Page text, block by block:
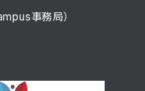
事務局）